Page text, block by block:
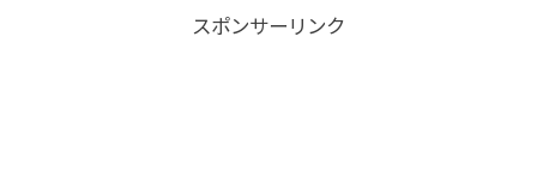
スポンサーリンク